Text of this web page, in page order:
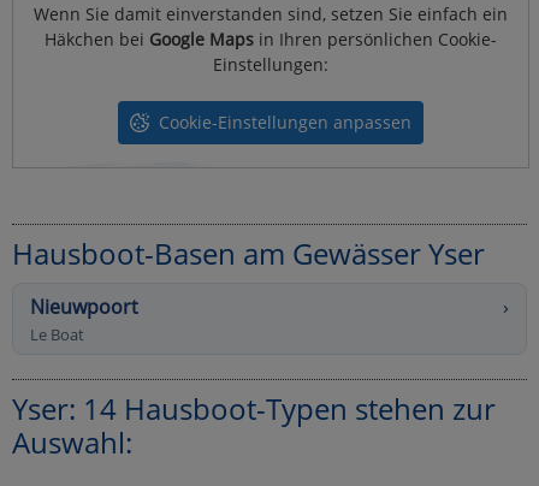
Wenn Sie damit einverstanden sind, setzen Sie einfach ein
Häkchen bei Google Maps in Ihren persönlichen Cookie-
Einstellungen:
Cookie-Einstellungen anpassen
Hausboot-Basen am Gewässer Yser
Nieuwpoort ›
Le Boat
Yser: 14 Hausboot-Typen stehen zur
Auswahl: